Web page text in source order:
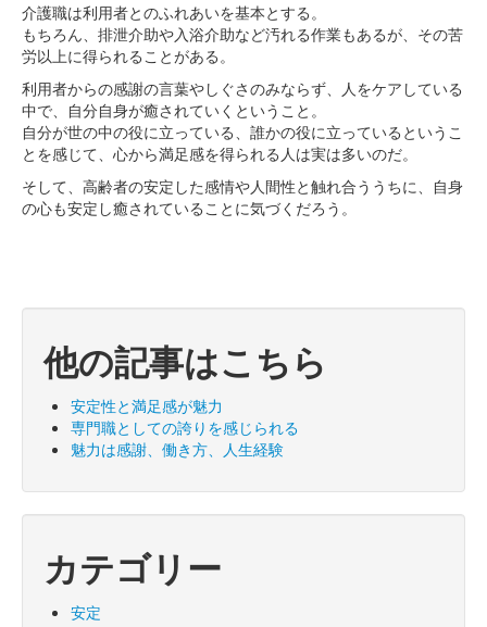
介護職は利用者とのふれあいを基本とする。
もちろん、排泄介助や入浴介助など汚れる作業もあるが、その苦
労以上に得られることがある。
利用者からの感謝の言葉やしぐさのみならず、人をケアしている
中で、自分自身が癒されていくということ。
自分が世の中の役に立っている、誰かの役に立っているというこ
とを感じて、心から満足感を得られる人は実は多いのだ。
そして、高齢者の安定した感情や人間性と触れ合ううちに、自身
の心も安定し癒されていることに気づくだろう。
他の記事はこちら
安定性と満足感が魅力
専門職としての誇りを感じられる
魅力は感謝、働き方、人生経験
カテゴリー
安定